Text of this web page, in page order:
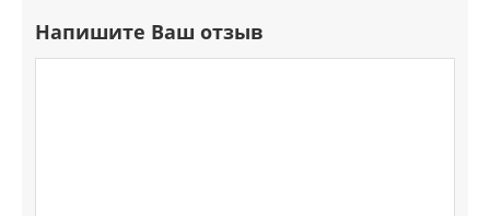
Напишите Ваш отзыв